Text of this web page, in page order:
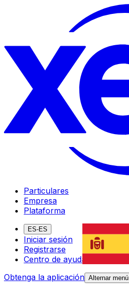
Particulares
Empresa
Plataforma
ES-ES
Iniciar sesión
Registrarse
Centro de ayuda
Obtenga la aplicación Alternar menú